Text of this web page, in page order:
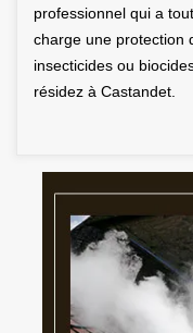
professionnel qui a
charge une protection
insecticides ou
résidez à Castandet.